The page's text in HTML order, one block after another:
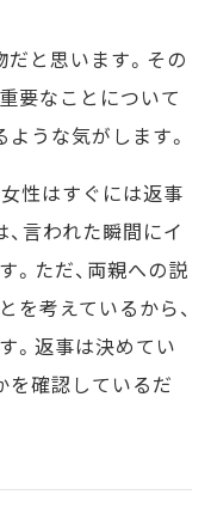
と思います。その
要なことについて
うな気がします。
性はすぐには返事
言われた瞬間にイ
。ただ、両親への説
を考えているから、
。返事は決めてい
を確認しているだ